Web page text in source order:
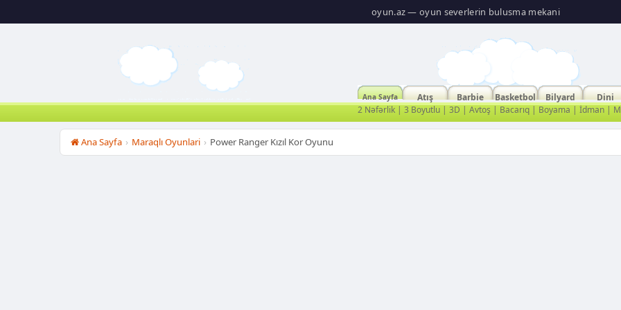
oyun.az — oyun severlerin bulusma mekani
Ana Sayfa Atış Barbie Basketbol Bilyard
Dini
2 Nəfərlik | 3 Boyutlu | 3D | Avtoş | Bacarıq | Boyama | İdman |
Ana Sayfa › Maraqlı Oyunlari › Power Ranger Kızıl Kor Oyunu